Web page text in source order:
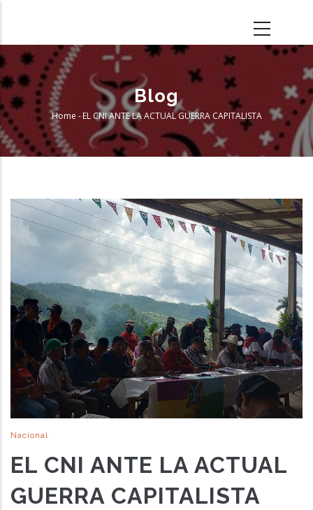
main
content
Blog
Breadcrumb
Home - EL CNI ANTE LA ACTUAL GUERRA CAPITALISTA
Nacional
EL CNI ANTE LA ACTUAL
GUERRA CAPITALISTA